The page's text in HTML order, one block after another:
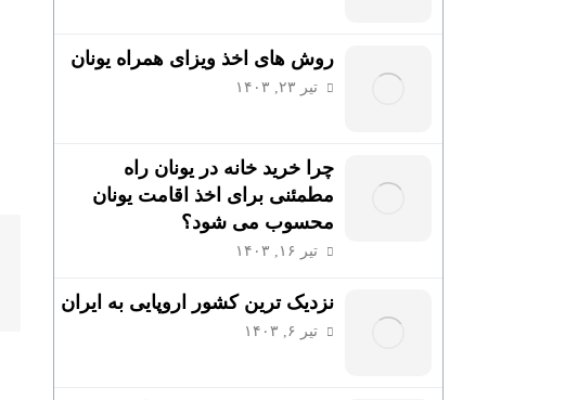
روش های اخذ ویزای همراه یونان
تیر ۲۳, ۱۴۰۳
چرا خرید خانه در یونان راه
مطمئنی برای اخذ اقامت یونان
محسوب می شود؟
تیر ۱۶, ۱۴۰۳
نزدیک ترین کشور اروپایی به ایران
تیر ۶, ۱۴۰۳